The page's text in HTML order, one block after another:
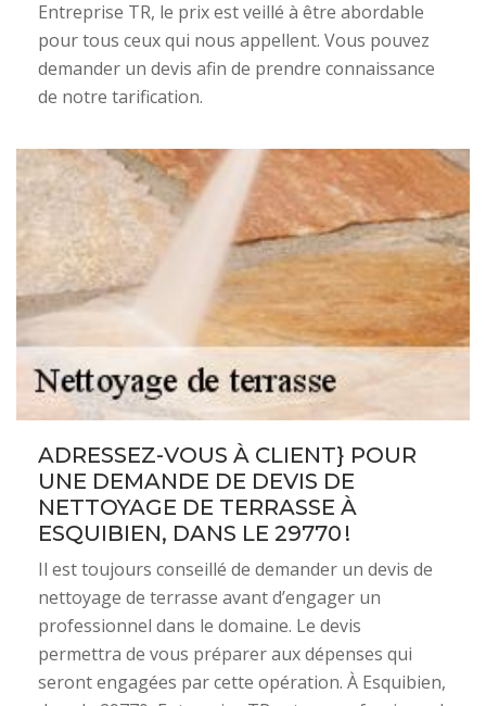
Entreprise TR, le prix est veillé à être abordable
pour tous ceux qui nous appellent. Vous pouvez
demander un devis afin de prendre connaissance
de notre tarification.
ADRESSEZ-VOUS À CLIENT} POUR
UNE DEMANDE DE DEVIS DE
NETTOYAGE DE TERRASSE À
ESQUIBIEN, DANS LE 29770 !
Il est toujours conseillé de demander un devis de
nettoyage de terrasse avant d’engager un
professionnel dans le domaine. Le devis
permettra de vous préparer aux dépenses qui
seront engagées par cette opération. À Esquibien,